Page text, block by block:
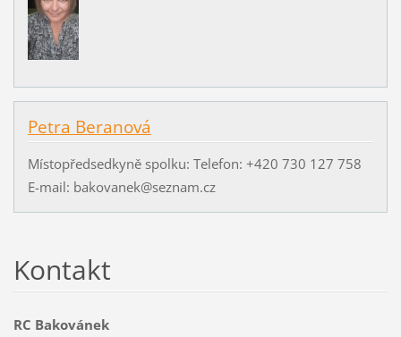
Petra Beranová
Místopředsedkyně spolku: Telefon: +420 730 127 758
E-mail: bakovanek@seznam.cz
Kontakt
RC Bakovánek